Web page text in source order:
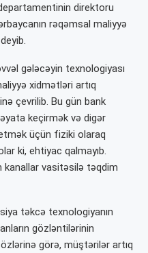
direktoru
rəqəmsal maliyyə
gələcəyin texnologiyası
xidmətləri artıq
çevrilib. Bu gün bank
keçirmək və digər
üçün fiziki olaraq
ki, ehtiyac qalmayıb.
kanallar vasitəsilə təqdim
təkcə texnologiyanın
gözləntilərinin
görə, müştərilər artıq